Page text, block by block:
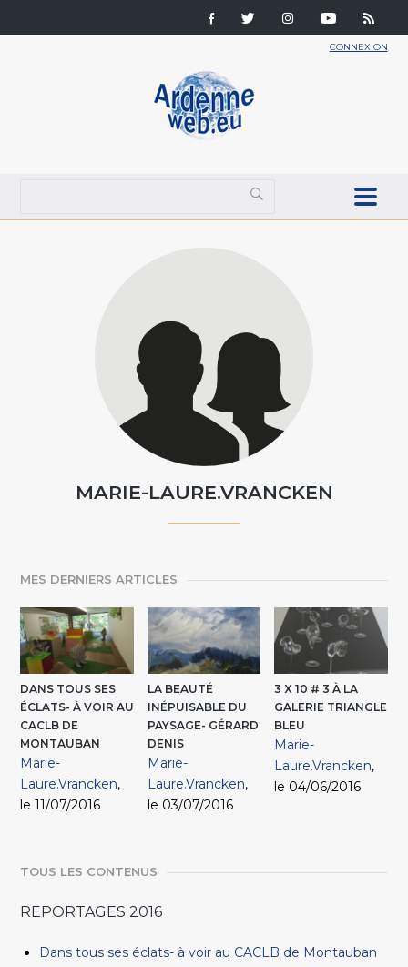
CONNEXION
MARIE-LAURE.VRANCKEN
MES DERNIERS ARTICLES
DANS TOUS SES
ÉCLATS- À VOIR AU
CACLB DE
MONTAUBAN
Marie-
Laure.Vrancken,
le 11/07/2016
LA BEAUTÉ
INÉPUISABLE DU
PAYSAGE- GÉRARD
DENIS
Marie-
Laure.Vrancken,
le 03/07/2016
3 X 10 # 3 À LA
GALERIE TRIANGLE
BLEU
Marie-
Laure.Vrancken,
le 04/06/2016
TOUS LES CONTENUS
REPORTAGES 2016
Dans tous ses éclats- à voir au CACLB de Montauban